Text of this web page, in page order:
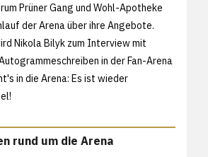
Prüner Gang und Wohl-Apotheke
der Arena über ihre Angebote.
Nikola Bilyk zum Interview mit
in der Fan-Arena
in die Arena: Es ist wieder
rund um die Arena